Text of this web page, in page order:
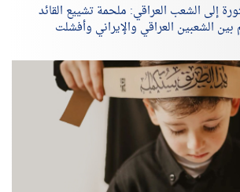
إلى الشعب العراقي: ملحمة تشييع القائد
الشعبين العراقي والإيراني وأفشلت